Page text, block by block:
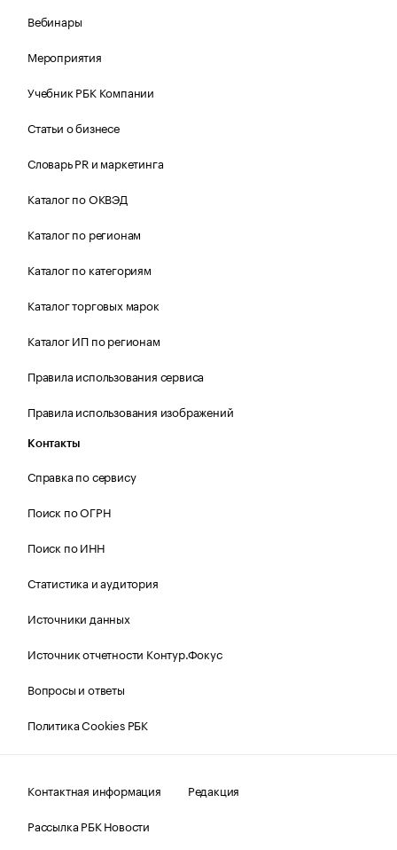
Вебинары
Мероприятия
Учебник РБК Компании
Статьи о бизнесе
Словарь PR и маркетинга
Каталог по ОКВЭД
Каталог по регионам
Каталог по категориям
Каталог торговых марок
Каталог ИП по регионам
Правила использования сервиса
Правила использования изображений
Контакты
Справка по сервису
Поиск по ОГРН
Поиск по ИНН
Статистика и аудитория
Источники данных
Источник отчетности Контур.Фокус
Вопросы и ответы
Политика Cookies РБК
Контактная информация
Редакция
Рассылка РБК Новости